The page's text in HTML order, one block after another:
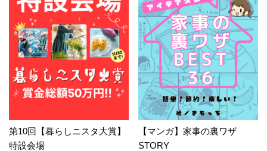
第10回【暮らしニスタ大賞】
特設会場
【マンガ】家事の裏ワザ
STORY